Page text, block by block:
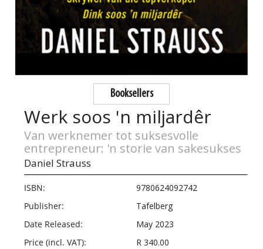
Booksellers
Werk soos 'n miljardêr
Van werknemer tot suksesvolle
entrepreneur: 'n storie van sakesukses
Daniel Strauss
ISBN:
9780624092742
Publisher:
Tafelberg
Date Released:
May 2023
Price (incl. VAT):
R 340.00